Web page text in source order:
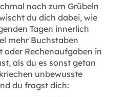
noch zum Grübeln
du dich dabei, wie
Tagen innerlich
mehr Buchstaben
Rechenaufgaben in
als du es sonst getan
unbewusste
du fragst dich: